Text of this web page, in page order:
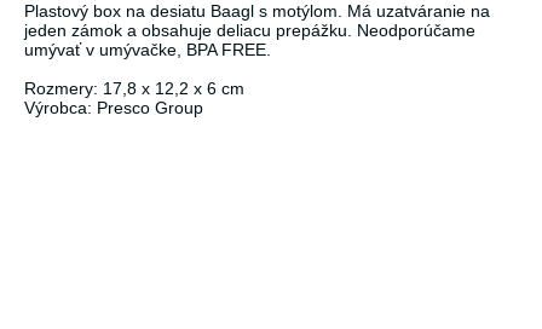
Plastový box na desiatu Baagl s motýlom. Má uzatváranie na
jeden zámok a obsahuje deliacu prepážku. Neodporúčame
umývať v umývačke, BPA FREE.
Rozmery: 17,8 x 12,2 x 6 cm
Výrobca: Presco Group